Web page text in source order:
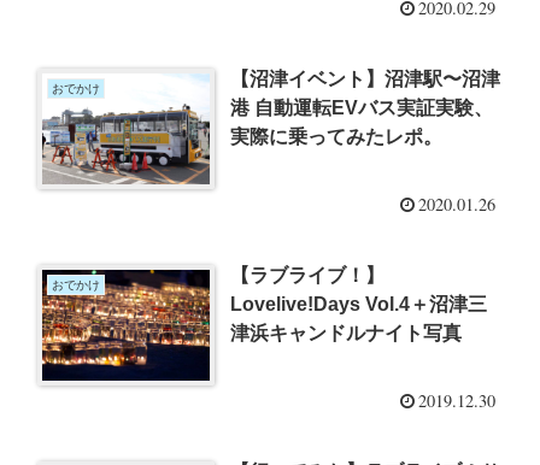
2020.02.29
おでかけ
【沼津イベント】沼津駅〜沼津
港 自動運転EVバス実証実験、
実際に乗ってみたレポ。
2020.01.26
おでかけ
【ラブライブ！】
Lovelive!Days Vol.4＋沼津三
津浜キャンドルナイト写真
2019.12.30